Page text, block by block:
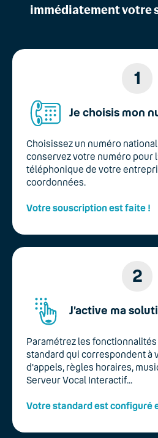
immédiatement votre
1
Je choisis mon
Choisissez un numéro
conservez votre numéro pour
téléphonique de votre
coordonnées.
Votre souscription est faite !
2
J’active ma
Paramétrez les
standard qui correspondent à
d'appels, règles horaires,
Serveur Vocal Interactif...
Votre standard est configuré